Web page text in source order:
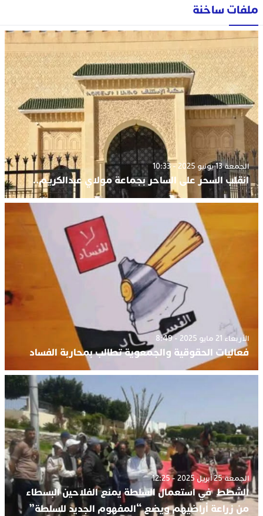
ملفات ساخنة
الجمعة 13 يونيو 2025 - 10:33
انقلب السحر على الساحر بجماعة مولاي عبدالكريم..
الأربعاء 21 مايو 2025 - 8:49
فعاليات الحقوقية والجمعوية تطالب بمحاربة الفساد
الجمعة 25 أبريل 2025 - 12:25
الشطط في استعمال السلطة يمنع الفلاحين البسطاء
من زراعة أراضيهم ويضع “المفهوم الجديد للسلطة”